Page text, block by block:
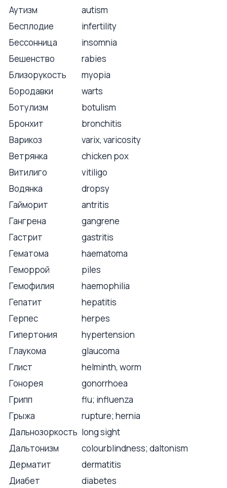
Аутизм
autism
Бесплодие
infertility
Бессонница
insomnia
Бешенство
rabies
Близорукость
myopia
Бородавки
warts
Ботулизм
botulism
Бронхит
bronchitis
Варикоз
varix, varicosity
Ветрянка
chicken pox
Витилиго
vitiligo
Водянка
dropsy
Гайморит
antritis
Гангрена
gangrene
Гастрит
gastritis
Гематома
haematoma
Геморрой
piles
Гемофилия
haemophilia
Гепатит
hepatitis
Герпес
herpes
Гипертония
hypertension
Глаукома
glaucoma
Глист
helminth, worm
Гонорея
gonorrhoea
Грипп
flu; influenza
Грыжа
rupture; hernia
Дальнозоркость long sight
Дальтонизм
colourblindness; daltonism
Дерматит
dermatitis
Диабет
diabetes